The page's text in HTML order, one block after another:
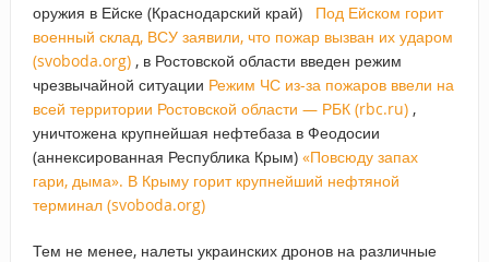
оружия в Ейске (Краснодарский край) Под Ейском горит
военный склад, ВСУ заявили, что пожар вызван их ударом
(svoboda.org), в Ростовской области введен режим
чрезвычайной ситуации Режим ЧС из-за пожаров ввели на
всей территории Ростовской области — РБК (rbc.ru),
уничтожена крупнейшая нефтебаза в Феодосии
(аннексированная Республика Крым) «Повсюду запах
гари, дыма». В Крыму горит крупнейший нефтяной
терминал (svoboda.org)
Тем не менее, налеты украинских дронов на различные